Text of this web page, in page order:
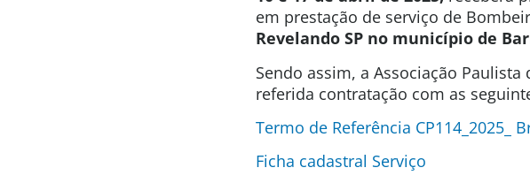
em prestação de serviço de
Revelando SP no município de
Sendo assim, a Associação
referida contratação com as
Termo de Referência CP114_2025_
Ficha cadastral Serviço